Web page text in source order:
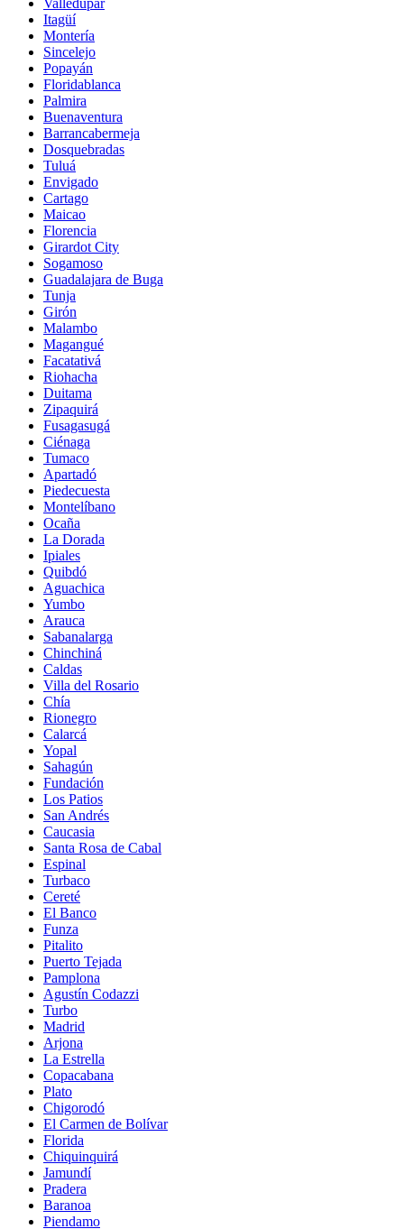
Itagüí
Montería
Sincelejo
Popayán
Floridablanca
Palmira
Buenaventura
Barrancabermeja
Dosquebradas
Tuluá
Envigado
Cartago
Maicao
Florencia
Girardot City
Sogamoso
Guadalajara de Buga
Tunja
Girón
Malambo
Magangué
Facatativá
Riohacha
Duitama
Zipaquirá
Fusagasugá
Ciénaga
Tumaco
Apartadó
Piedecuesta
Montelíbano
Ocaña
La Dorada
Ipiales
Quibdó
Aguachica
Yumbo
Arauca
Sabanalarga
Chinchiná
Caldas
Villa del Rosario
Chía
Rionegro
Calarcá
Yopal
Sahagún
Fundación
Los Patios
San Andrés
Caucasia
Santa Rosa de Cabal
Espinal
Turbaco
Cereté
El Banco
Funza
Pitalito
Puerto Tejada
Pamplona
Agustín Codazzi
Turbo
Madrid
Arjona
La Estrella
Copacabana
Plato
Chigorodó
El Carmen de Bolívar
Florida
Chiquinquirá
Jamundí
Pradera
Baranoa
Piendamo